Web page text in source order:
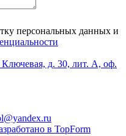
персональных данных и
д. 30, лит. А, оф.
в TopForm